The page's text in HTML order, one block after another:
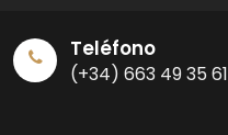
Teléfono
(+34) 663 49 35 61